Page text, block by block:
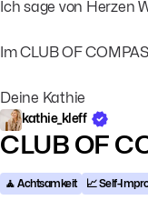
Ich sage von Herzen
Im CLUB OF
Deine Kathie
kathie_kleff
CLUB OF
🧘 Achtsamkeit 📈 Self-